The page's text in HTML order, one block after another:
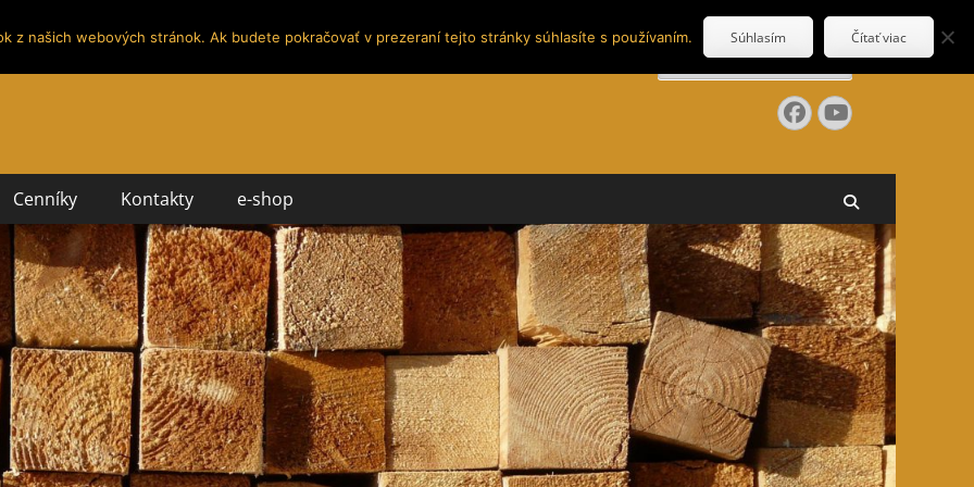
Search
for:
Facebook
YouTube
Cenníky Kontakty e-shop
z našich webových stránok. Ak budete pokračovať v prezeraní tejto stránky súhlasíte s používaním. Súhlasím Čítať viac